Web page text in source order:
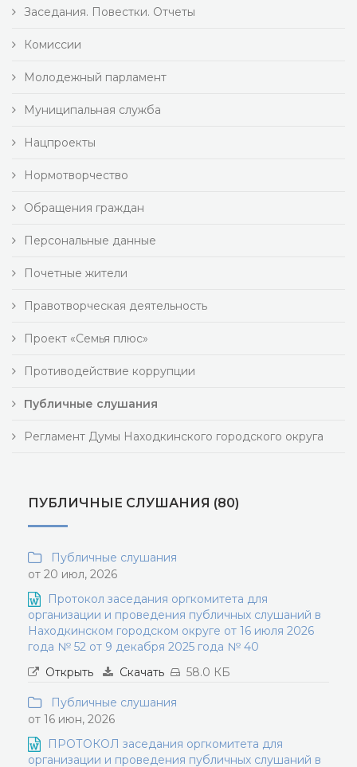
Заседания. Повестки. Отчеты
Комиссии
Молодежный парламент
Муниципальная служба
Нацпроекты
Нормотворчество
Обращения граждан
Персональные данные
Почетные жители
Правотворческая деятельность
Проект «Семья плюс»
Противодействие коррупции
Публичные слушания
Регламент Думы Находкинского городского округа
ПУБЛИЧНЫЕ СЛУШАНИЯ (80)
Публичные слушания
от 20 июл, 2026
Протокол заседания оргкомитета для
организации и проведения публичных слушаний в
Находкинском городском округе от 16 июля 2026
года № 52 от 9 декабря 2025 года № 40
Открыть
Скачать 58.0 КБ
Публичные слушания
от 16 июн, 2026
ПРОТОКОЛ заседания оргкомитета для
организации и проведения публичных слушаний в